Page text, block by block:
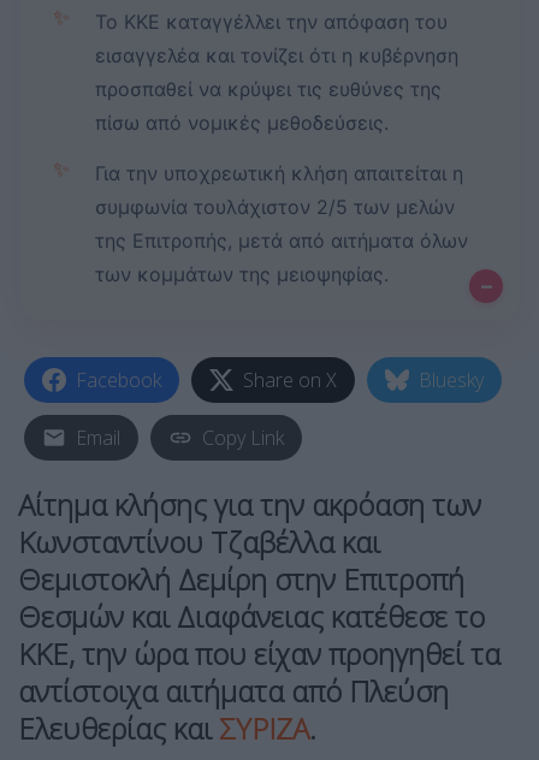
✨
Το ΚΚΕ καταγγέλλει την απόφαση του
εισαγγελέα και τονίζει ότι η κυβέρνηση
προσπαθεί να κρύψει τις ευθύνες της
πίσω από νομικές μεθοδεύσεις.
✨
Για την υποχρεωτική κλήση απαιτείται η
συμφωνία τουλάχιστον 2/5 των μελών
της Επιτροπής, μετά από αιτήματα όλων
των κομμάτων της μειοψηφίας.
–
Facebook Share on X Bluesky
Email Copy Link
Αίτημα κλήσης για την ακρόαση των
Κωνσταντίνου Τζαβέλλα και
Θεμιστοκλή Δεμίρη στην Επιτροπή
Θεσμών και Διαφάνειας κατέθεσε το
ΚΚΕ, την ώρα που είχαν προηγηθεί τα
αντίστοιχα αιτήματα από Πλεύση
Ελευθερίας καιΣΥΡΙΖΑ.